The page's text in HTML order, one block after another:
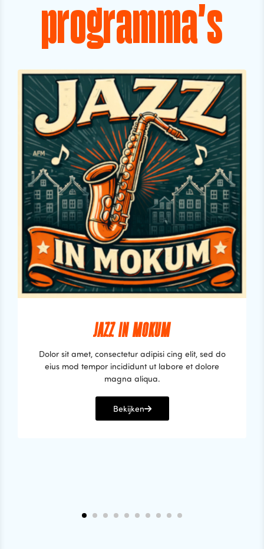
programma's
JAZZ IN MOKUM
Dolor sit amet, consectetur adipisi cing elit, sed do
eius mod tempor incididunt ut labore et dolore
magna aliqua.
Bekijken